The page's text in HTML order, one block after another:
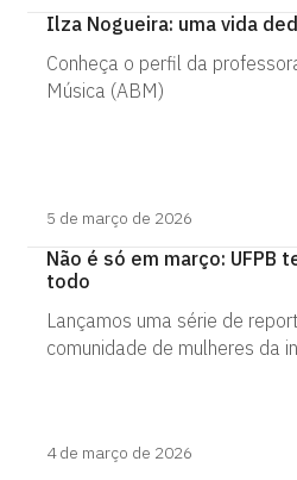
Ilza Nogueira: uma vida
Conheça o perfil da
Música (ABM)
5 de março de 2026
Não é só em março:
todo
Lançamos uma série de
comunidade de mulheres da
4 de março de 2026